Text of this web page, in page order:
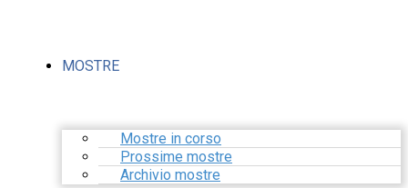
MOSTRE
Mostre in corso
Prossime mostre
Archivio mostre